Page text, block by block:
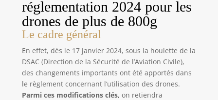
réglementation 2024 pour les
drones de plus de 800g
Le cadre général
En effet, dès le 17 janvier 2024, sous la houlette de la
DSAC (Direction de la Sécurité de l’Aviation Civile),
des changements importants ont été apportés dans
le règlement concernant l’utilisation des drones.
Parmi ces modifications clés, on retiendra